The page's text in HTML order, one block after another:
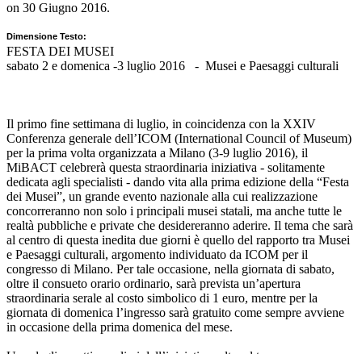
on 30 Giugno 2016.
Dimensione Testo:
FESTA DEI MUSEI
sabato 2 e domenica -3 luglio 2016 - Musei e Paesaggi culturali
Il primo fine settimana di luglio, in coincidenza con la XXIV
Conferenza generale dell’ICOM (International Council of Museum)
per la prima volta organizzata a Milano (3-9 luglio 2016), il
MiBACT celebrerà questa straordinaria iniziativa - solitamente
dedicata agli specialisti - dando vita alla prima edizione della “Festa
dei Musei”, un grande evento nazionale alla cui realizzazione
concorreranno non solo i principali musei statali, ma anche tutte le
realtà pubbliche e private che desidereranno aderire. Il tema che sarà
al centro di questa inedita due giorni è quello del rapporto tra Musei
e Paesaggi culturali, argomento individuato da ICOM per il
congresso di Milano. Per tale occasione, nella giornata di sabato,
oltre il consueto orario ordinario, sarà prevista un’apertura
straordinaria serale al costo simbolico di 1 euro, mentre per la
giornata di domenica l’ingresso sarà gratuito come sempre avviene
in occasione della prima domenica del mese.